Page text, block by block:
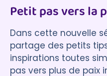
Petit pas vers la
Dans cette nouvelle
partage des petits
inspirations toutes
pas vers plus de paix